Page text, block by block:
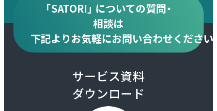
「SATORI」 についての質問・
相談は
下記よりお気軽にお問い合わせください
サービス資料
ダウンロード